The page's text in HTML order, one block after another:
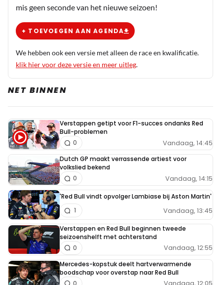
mis geen seconde van het nieuwe seizoen!
+ TOEVOEGEN AAN AGENDA
We hebben ook een versie met alleen de race en kwalificatie.
klik hier voor deze versie en meer uitleg.
NET BINNEN
Verstappen getipt voor F1-succes ondanks Red
Bull-problemen
Vandaag, 14:45
0
Dutch GP maakt verrassende artiest voor
volkslied bekend
Vandaag, 14:15
0
'Red Bull vindt opvolger Lambiase bij Aston Martin'
Vandaag, 13:45
1
Verstappen en Red Bull beginnen tweede
seizoenshelft met achterstand
Vandaag, 12:55
0
Mercedes-kopstuk deelt hartverwarmende
boodschap voor overstap naar Red Bull
0